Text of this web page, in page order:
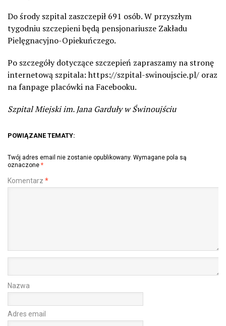
Do środy szpital zaszczepił 691 osób. W przyszłym
tygodniu szczepieni będą pensjonariusze Zakładu
Pielęgnacyjno-Opiekuńczego.
Po szczegóły dotyczące szczepień zapraszamy na stronę
internetową szpitala: https://szpital-swinoujscie.pl/ oraz
na fanpage placówki na Facebooku.
Szpital Miejski im. Jana Garduły w Świnoujściu
POWIĄZANE TEMATY:
Twój adres email nie zostanie opublikowany. Wymagane pola są
oznaczone *
Komentarz *
Nazwa
Adres email